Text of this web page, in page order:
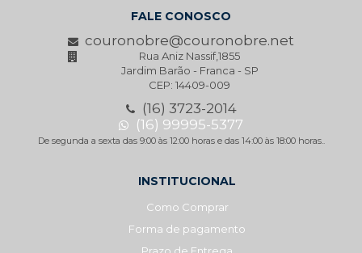
INSTITUCIONAL
Como Comprar
Forma de pagamento
FALE CONOSCO
couronobre@couronobre.net
Rua Aniz Nassif,1855
Jardim Barão - Franca - SP
CEP: 14409-009
(16) 3723-2014
(16) 99995-5377
De segunda a sexta das 9:00 às 12:00 horas e das 14:00 às 18:00 horas..